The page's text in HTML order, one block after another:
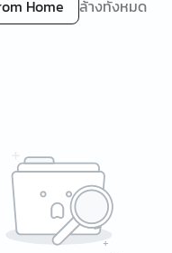
Home ล้างทั้งหมด